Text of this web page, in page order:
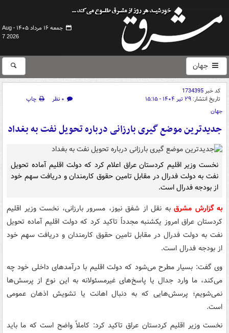
جمعه ۱۶ مرداد ۱۴۰۵ -
Aug
7 2026
جهان
کد خبر1734395
تاریخ انتشار: ۲۹ تیر ۱۴۰۴ - ۱۵:۱۵ ۰ نظر
چاپ
جهان
جدیدترین موضع گیری بارزانی درباره تحویل نفت به بغداد
نخست وزیر اقلیم کردستان عراق اعلام کرد که دولت اقلیم آماده تحویل
نفت به دولت فدرال در مقابل تامین حقوق کارمندان و دریافت سهم خود
از بودجه فدرال است.
به گزارش مشرق به نقل از شفق نیوز، مسرور بارزانی، نخست وزیر اقلیم
کردستان عراق امروز یکشنبه مجدداً تاکید کرد که دولت اقلیم آماده تحویل
نفت به دولت فدرال در مقابل تامین حقوق کارمندان و دریافت سهم خود
از بودجه فدرال است.
وی گفت: بسیار مطرح می‌شود که دولت اقلیم با درآمدهای داخلی خود چه
می‌کند، ما وارد جدال یا پاسخ‌های غیرمسئولانه به این نوع از پرسش‌ها
نمی‌شویم؛ پرسش‌هایی که به دنبال اهانت یا تشویش اذهان عمومی
است.
نخست وزیر اقلیم کردستان عراق تاکید کرد: کاملاً واضح است که ما باید